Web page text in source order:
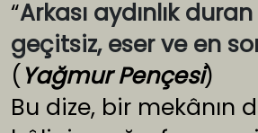
“Arkası aydınlık
geçitsiz, eser ve en
( Yağmur Pençesi)
Bu dize, bir mekânın